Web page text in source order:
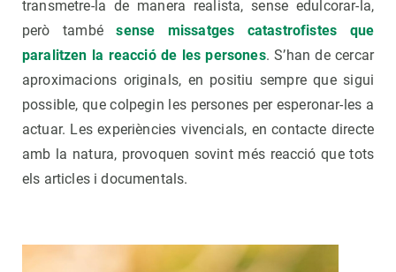
transmetre-la de manera realista, sense edulcorar-la,
però tambésense missatges catastrofistes que
paralitzen la reacció de les persones. S’han de cercar
aproximacions originals, en positiu sempre que sigui
possible, que colpegin les persones per esperonar-les a
actuar. Les experiències vivencials, en contacte directe
amb la natura, provoquen sovint més reacció que tots
els articles i documentals.